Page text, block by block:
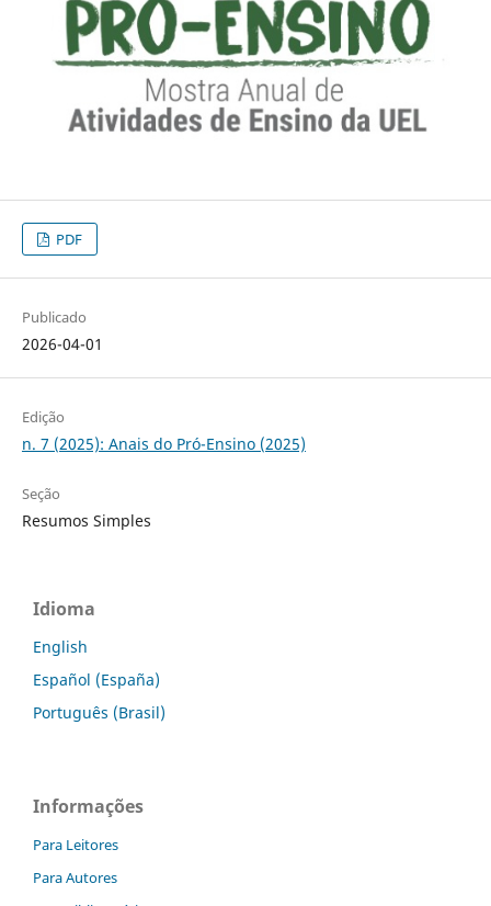
PDF
Publicado
2026-04-01
Edição
n. 7 (2025): Anais do Pró-Ensino (2025)
Seção
Resumos Simples
Idioma
English
Español (España)
Português (Brasil)
Informações
Para Leitores
Para Autores